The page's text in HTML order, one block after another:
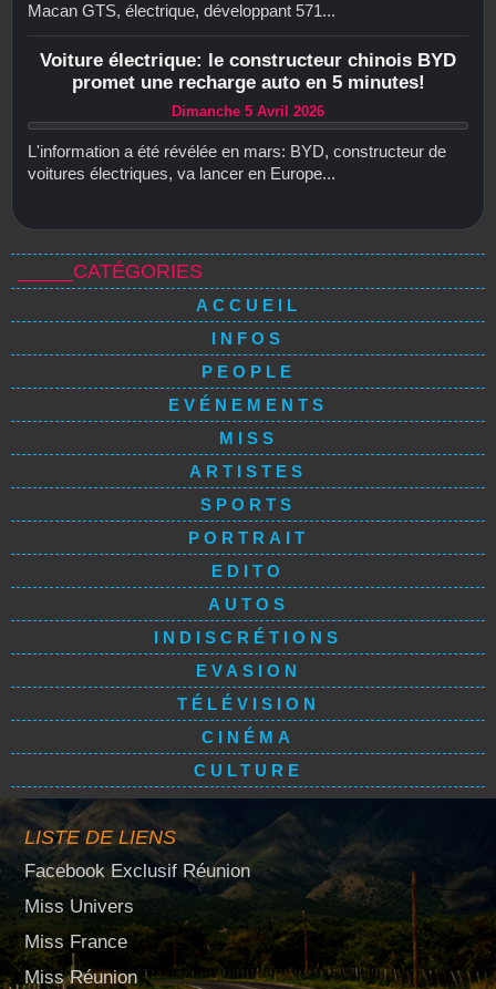
Macan GTS, électrique, développant 571...
Voiture électrique: le constructeur chinois BYD
promet une recharge auto en 5 minutes!
Dimanche 5 Avril 2026
L'information a été révélée en mars: BYD, constructeur de
voitures électriques, va lancer en Europe...
_____CATÉGORIES
ACCUEIL
INFOS
PEOPLE
EVÉNEMENTS
MISS
ARTISTES
SPORTS
PORTRAIT
EDITO
AUTOS
INDISCRÉTIONS
EVASION
TÉLÉVISION
CINÉMA
CULTURE
LISTE DE LIENS
Facebook Exclusif Réunion
Miss Univers
Miss France
Miss Réunion